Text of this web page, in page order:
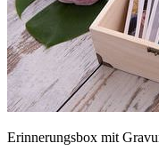
Erinnerungsbox mit